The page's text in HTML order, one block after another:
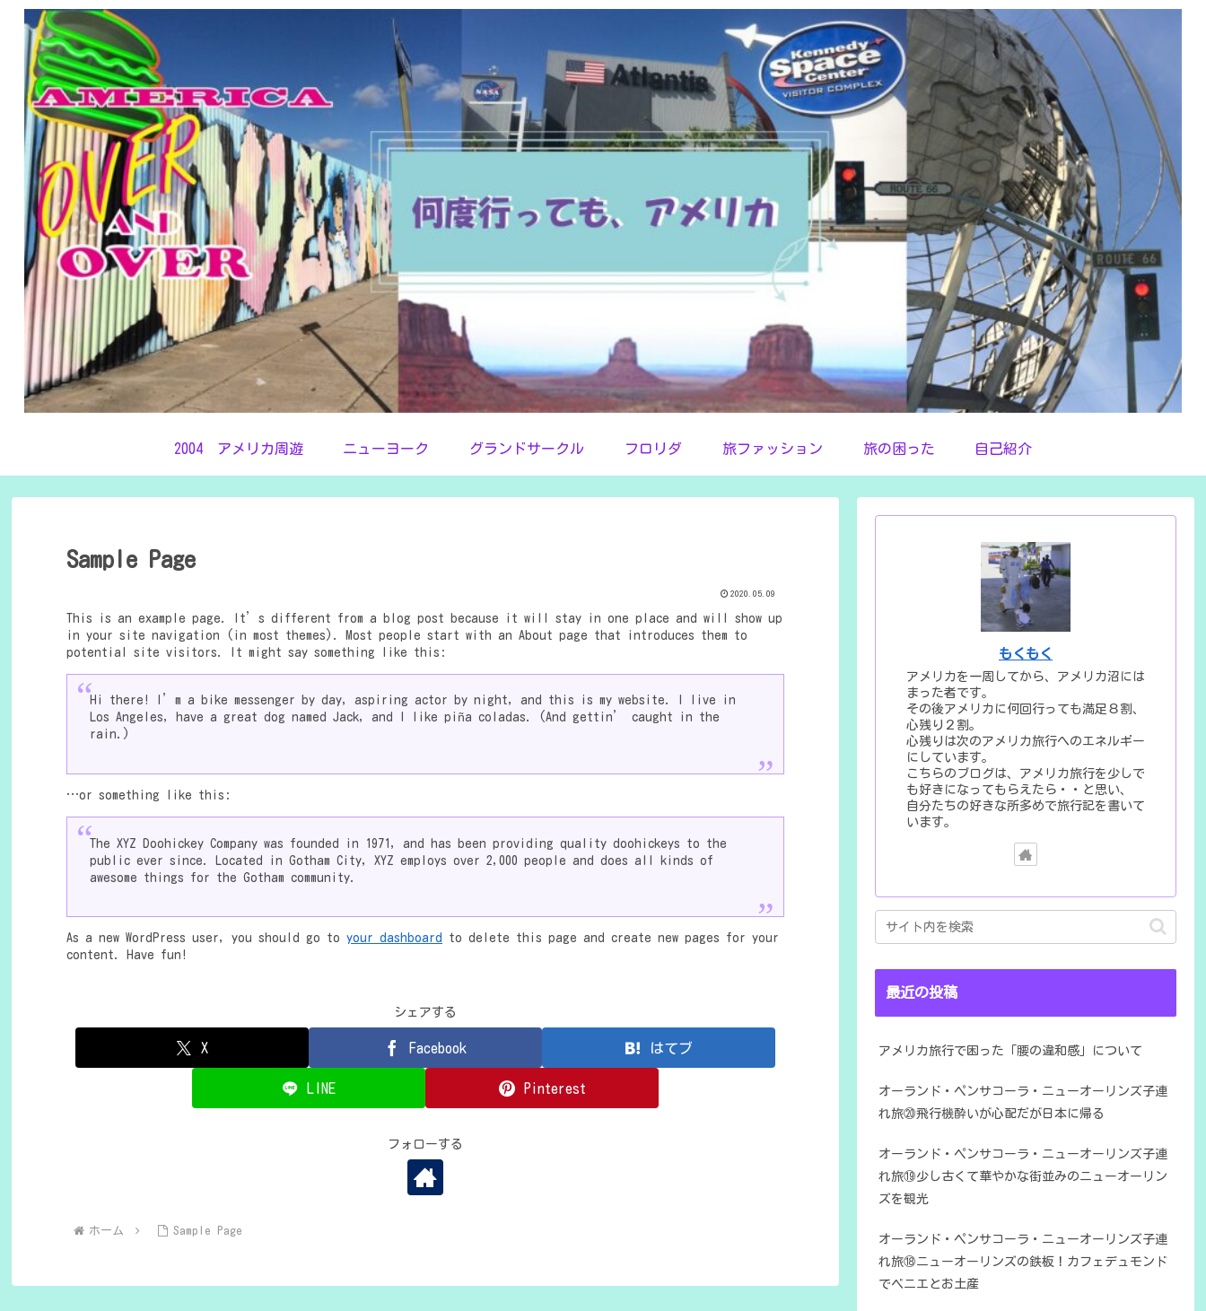
2004 アメリカ周遊 ニューヨーク グランドサークル フロリダ 旅ファッション 旅の困った 自己紹介
Sample Page
2020.05.09
This is an example page. It’s different from a blog post because it will stay in one place and will show up
in your site navigation (in most themes). Most people start with an About page that introduces them to
potential site visitors. It might say something like this:
Hi there! I’m a bike messenger by day, aspiring actor by night, and this is my website. I live in
Los Angeles, have a great dog named Jack, and I like piña coladas. (And gettin’ caught in the
rain.)
…or something like this:
The XYZ Doohickey Company was founded in 1971, and has been providing quality doohickeys to the
public ever since. Located in Gotham City, XYZ employs over 2,000 people and does all kinds of
awesome things for the Gotham community.
As a new WordPress user, you should go to your dashboard
to delete this page and create new pages for your
content. Have fun!
シェアする
X Facebook はてブ
LINE Pinterest
フォローする
ホーム Sample Page
もくもく
アメリカを一周してから、アメリカ沼には
まった者です。
その後アメリカに何回行っても満足８割、
心残り２割。
心残りは次のアメリカ旅行へのエネルギー
にしています。
こちらのブログは、アメリカ旅行を少しで
も好きになってもらえたら・・と思い、
自分たちの好きな所多めで旅行記を書いて
います。
最近の投稿
アメリカ旅行で困った「腰の違和感」について
オーランド・ペンサコーラ・ニューオーリンズ子連
れ旅⑳飛行機酔いが心配だが日本に帰る
オーランド・ペンサコーラ・ニューオーリンズ子連
れ旅⑲少し古くて華やかな街並みのニューオーリン
ズを観光
オーランド・ペンサコーラ・ニューオーリンズ子連
れ旅⑱ニューオーリンズの鉄板！カフェデュモンド
でベニエとお土産